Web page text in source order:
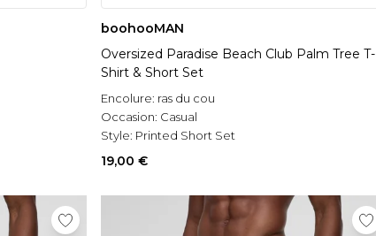
boohooMAN
Oversized Paradise Beach Club Palm Tree T-
Shirt & Short Set
Encolure: ras du cou
Occasion: Casual
Style: Printed Short Set
19,00 €